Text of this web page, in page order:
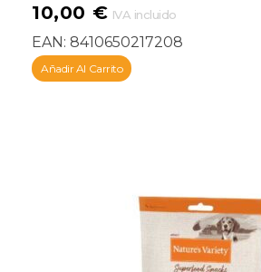
10,00 € IVA incluido
EAN: 8410650217208
Añadir Al Carrito